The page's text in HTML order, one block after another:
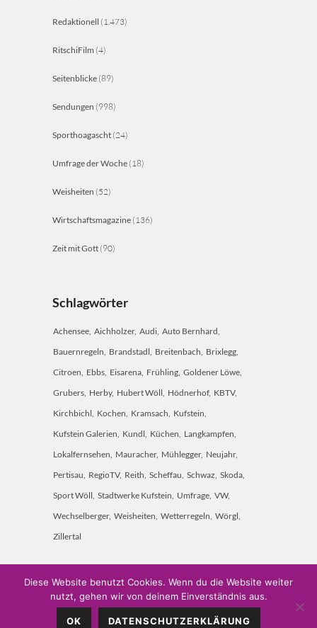
Redaktionell (1.473)
RitschiFilm (4)
Seitenblicke (89)
Sendungen (998)
Sporthoagascht (24)
Umfrage der Woche (18)
Weisheiten (52)
Wirtschaftsmagazine (136)
Zeit mit Gott (90)
Schlagwörter
Achensee Aichholzer Audi Auto Bernhard
Bauernregeln Brandstadl Breitenbach Brixlegg
Citroen Ebbs Eisarena Frühling Goldener Löwe
Grubers Herby Hubert Wöll Hödnerhof KBTV
Kirchbichl Kochen Kramsach Kufstein
Kufstein Galerien Kundl Küchen Langkampfen
Lokalfernsehen Mauracher Mühlegger Neujahr
Pertisau RegioTV Reith Scheffau Schwaz Skoda
Sport Wöll Stadtwerke Kufstein Umfrage VW
Wechselberger Weisheiten Wetterregeln Wörgl
Zillertal
Weitschön 60 • A-6250 Kundl • Mobil: 0660 7451 000 •
Diese Website benutzt Cookies. Wenn du die Website weiter
nutzt, gehen wir von deinem Einverständnis aus.
OK DATENSCHUTZERKLÄRUNG